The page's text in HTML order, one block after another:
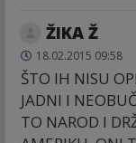
ŽIKA Ž
18.02.2015 09:58
ŠTO IH NISU
JADNI I
TO NAROD I